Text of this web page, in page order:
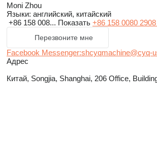
Moni Zhou
Языки: английский, китайский
+86 158 008... Показать +86 158 0080 2908
Перезвоните мне
Facebook Messenger:shcyqmachine@cyq-
Адрес
Китай, Songjia, Shanghai, 206 Office,